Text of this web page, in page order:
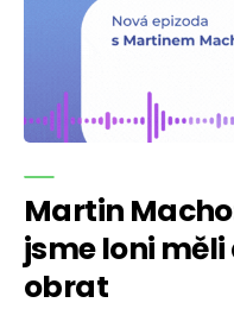
Martin
jsme loni
obrat